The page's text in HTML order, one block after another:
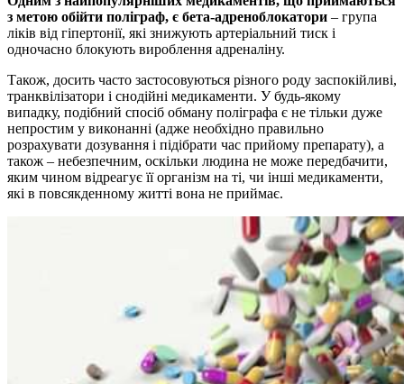
з метою обійти поліграф, є бета-адреноблокатори – група
ліків від гіпертонії, які знижують артеріальний тиск і
одночасно блокують вироблення адреналіну.
Також, досить часто застосовуються різного роду заспокійливі,
транквілізатори і снодійні медикаменти. У будь-якому
випадку, подібний спосіб обману поліграфа є не тільки дуже
непростим у виконанні (адже необхідно правильно
розрахувати дозування і підібрати час прийому препарату), а
також – небезпечним, оскільки людина не може передбачити,
яким чином відреагує її організм на ті, чи інші медикаменти,
які в повсякденному житті вона не приймає.